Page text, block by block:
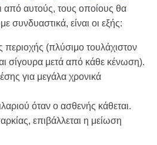
από αυτούς, τους οποίους θα
συνδυαστικά, είναι οι εξής:
περιοχής (πλύσιμο τουλάχιστον
σίγουρα μετά από κάθε κένωση).
για μεγάλα χρονικά
όταν ο ασθενής κάθεται.
επιβάλλεται η μείωση